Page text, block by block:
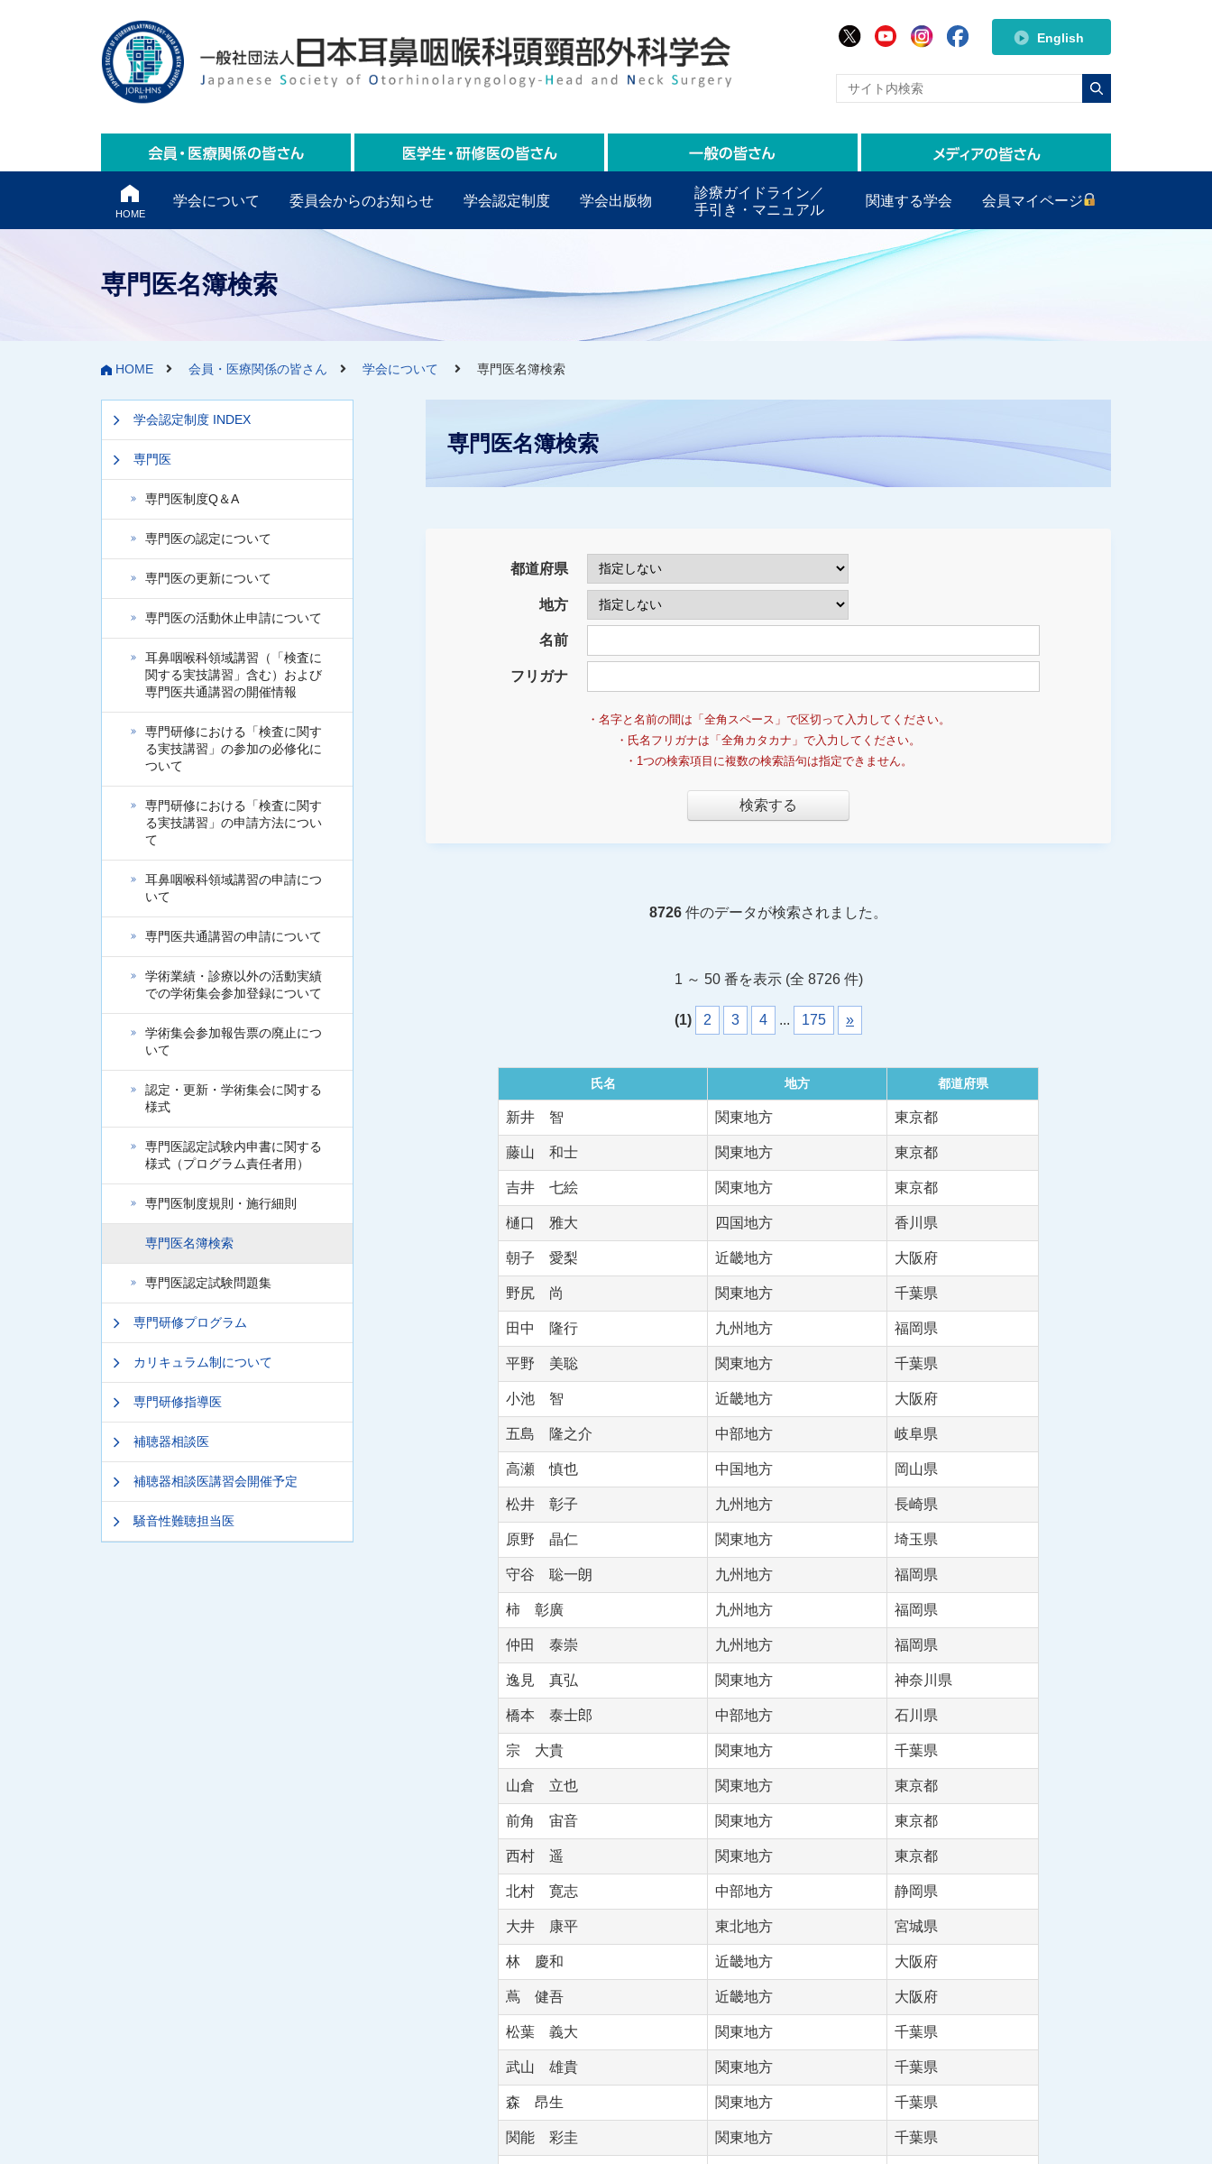
English
HOME
学会について 委員会からのお知らせ 学会認定制度 学会出版物
診療ガイドライン／
手引き・マニュアル
関連する学会 会員マイページ
専門医名簿検索
学会認定制度 INDEX
専門医
専門医制度Q＆A
専門医の認定について
専門医の更新について
専門医の活動休止申請について
耳鼻咽喉科領域講習（「検査に
関する実技講習」含む）および
専門医共通講習の開催情報
専門研修における「検査に関す
る実技講習」の参加の必修化に
ついて
専門研修における「検査に関す
る実技講習」の申請方法につい
て
耳鼻咽喉科領域講習の申請につ
いて
専門医共通講習の申請について
学術業績・診療以外の活動実績
での学術集会参加登録について
学術集会参加報告票の廃止につ
いて
認定・更新・学術集会に関する
様式
専門医認定試験内申書に関する
様式（プログラム責任者用）
専門医制度規則・施行細則
専門医名簿検索
専門医認定試験問題集
専門研修プログラム
カリキュラム制について
専門研修指導医
補聴器相談医
補聴器相談医講習会開催予定
騒音性難聴担当医
HOME 会員・医療関係の皆さん 学会について 専門医名簿検索
専門医名簿検索
都道府県
地方
名前
フリガナ
・名字と名前の間は「全角スペース」で区切って入力してください。
・氏名フリガナは「全角カタカナ」で入力してください。
・1つの検索項目に複数の検索語句は指定できません。
検索する
8726 件のデータが検索されました。
1 ～ 50 番を表示 (全 8726 件)
(1) 2 3 4 ... 175 »
氏名 地方 都道府県
新井 智 関東地方 東京都
藤山 和士 関東地方 東京都
吉井 七絵 関東地方 東京都
樋口 雅大 四国地方 香川県
朝子 愛梨 近畿地方 大阪府
野尻 尚 関東地方 千葉県
田中 隆行 九州地方 福岡県
平野 美聡 関東地方 千葉県
小池 智 近畿地方 大阪府
五島 隆之介 中部地方 岐阜県
高瀬 慎也 中国地方 岡山県
松井 彰子 九州地方 長崎県
原野 晶仁 関東地方 埼玉県
守谷 聡一朗 九州地方 福岡県
柿 彰廣 九州地方 福岡県
仲田 泰崇 九州地方 福岡県
逸見 真弘 関東地方 神奈川県
橋本 泰士郎 中部地方 石川県
宗 大貴 関東地方 千葉県
山倉 立也 関東地方 東京都
前角 宙音 関東地方 東京都
西村 遥 関東地方 東京都
北村 寛志 中部地方 静岡県
大井 康平 東北地方 宮城県
林 慶和 近畿地方 大阪府
蔦 健吾 近畿地方 大阪府
松葉 義大 関東地方 千葉県
武山 雄貴 関東地方 千葉県
森 昂生 関東地方 千葉県
関能 彩圭 関東地方 千葉県